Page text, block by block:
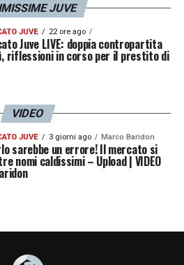
JUVE
JUVE 22 ore ago
Juve LIVE: doppia contropartita
riflessioni in corso per il prestito di
VIDEO
JUVE 3 giorni ago Marco Baridon
sarebbe un errore! Il mercato si
nomi caldissimi – Upload | VIDEO